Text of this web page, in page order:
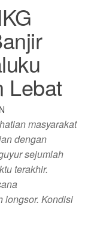
Lebat
masyarakat
dengan
sejumlah
terakhir.
longsor. Kondisi